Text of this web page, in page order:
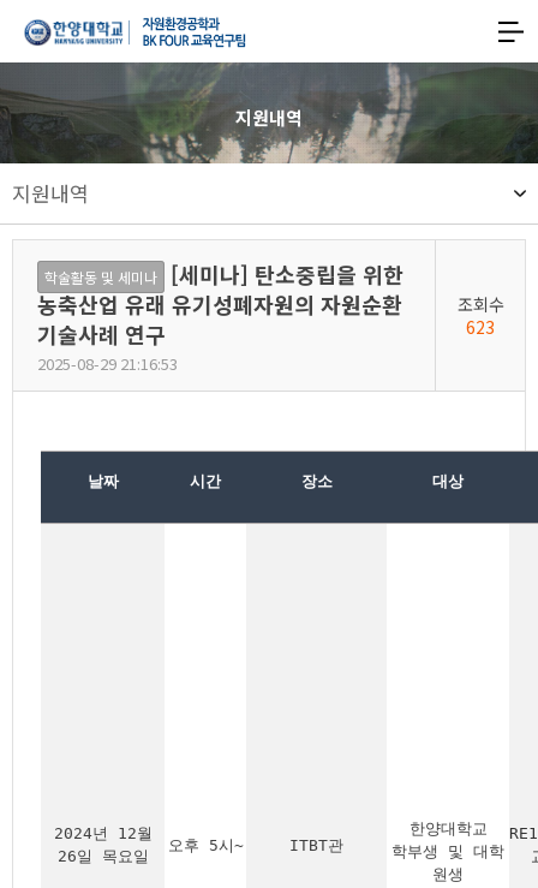
한양대학교한양대학교
공과대학
자원환경공학과
기후변화대응형
스마트개발
글로벌리더
양성
교육연구팀
사이트맵
지원내역
지원내역
학술활동 및 세미나
[세미나] 탄소중립을 위한
농축산업 유래 유기성폐자원의 자원순환
기술사례 연구
2025-08-29 21:16:53
조회수
623
날짜 시간 장소 대상
2024년 12월
26일 목요일
오후 5시~ ITBT관
한양대학교
학부생 및 대학
원생